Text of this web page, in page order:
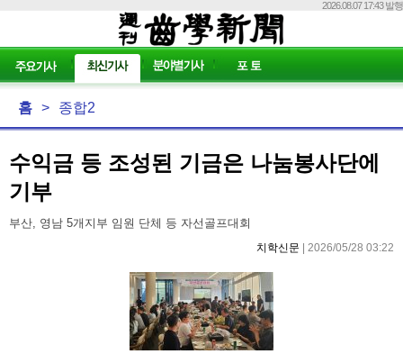
2026.08.07 17:43 발행
홈 > 종합2
수익금 등 조성된 기금은 나눔봉사단에
기부
부산, 영남 5개지부 임원 단체 등 자선골프대회
치학신문 | 2026/05/28 03:22